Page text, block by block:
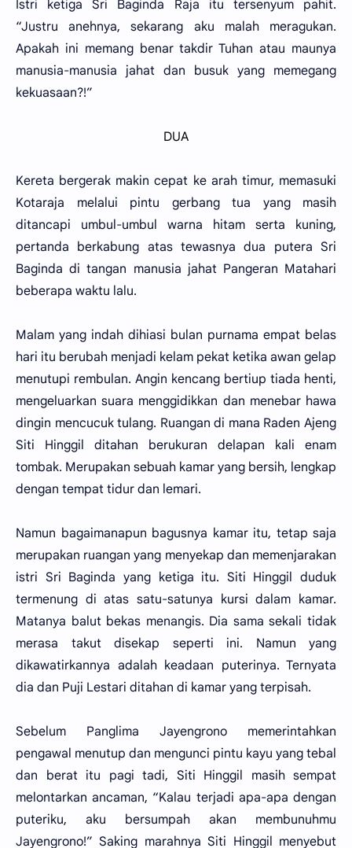
Istri ketiga Sri Baginda Raja itu tersenyum pahit.
“Justru anehnya, sekarang aku malah meragukan.
Apakah ini memang benar takdir Tuhan atau maunya
manusia-manusia jahat dan busuk yang memegang
kekuasaan?!”
DUA
Kereta bergerak makin cepat ke arah timur, memasuki
Kotaraja melalui pintu gerbang tua yang masih
ditancapi umbul-umbul warna hitam serta kuning,
pertanda berkabung atas tewasnya dua putera Sri
Baginda di tangan manusia jahat Pangeran Matahari
beberapa waktu lalu.
Malam yang indah dihiasi bulan purnama empat belas
hari itu berubah menjadi kelam pekat ketika awan gelap
menutupi rembulan. Angin kencang bertiup tiada henti,
mengeluarkan suara menggidikkan dan menebar hawa
dingin mencucuk tulang. Ruangan di mana Raden Ajeng
Siti Hinggil ditahan berukuran delapan kali enam
tombak. Merupakan sebuah kamar yang bersih, lengkap
dengan tempat tidur dan lemari.
Namun bagaimanapun bagusnya kamar itu, tetap saja
merupakan ruangan yang menyekap dan memenjarakan
istri Sri Baginda yang ketiga itu. Siti Hinggil duduk
termenung di atas satu-satunya kursi dalam kamar.
Matanya balut bekas menangis. Dia sama sekali tidak
merasa takut disekap seperti ini. Namun yang
dikawatirkannya adalah keadaan puterinya. Ternyata
dia dan Puji Lestari ditahan di kamar yang terpisah.
Sebelum Panglima Jayengrono memerintahkan
pengawal menutup dan mengunci pintu kayu yang tebal
dan berat itu pagi tadi, Siti Hinggil masih sempat
melontarkan ancaman, “Kalau terjadi apa-apa dengan
puteriku, aku bersumpah akan membunuhmu
Jayengrono!” Saking marahnya Siti Hinggil menyebut